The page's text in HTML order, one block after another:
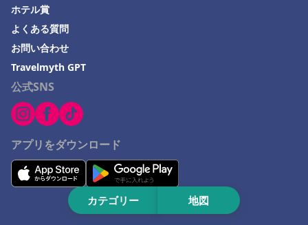
関西地方でのホテル
西伊豆町でのホテル
沖縄市でのホテル
カテゴリー 地図
公式SNS
アプリをダウンロード
ホテル賞
よくある質問
お問い合わせ
Travelmyth GPT